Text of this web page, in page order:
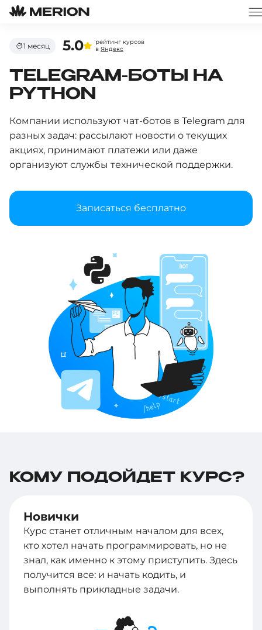
1 месяц 5.0
рейтинг курсов
в Яндекс
TELEGRAM-БОТЫ НА
PYTHON
Компании используют чат-ботов в Telegram для
разных задач: рассылают новости о текущих
акциях, принимают платежи или даже
организуют службы технической поддержки.
Записаться бесплатно
КОМУ ПОДОЙДЕТ КУРС?
Новички
Курс станет отличным началом для всех,
кто хотел начать программировать, но не
знал, как именно к этому приступить. Здесь
получится все: и начать кодить, и
выполнять прикладные задачи.